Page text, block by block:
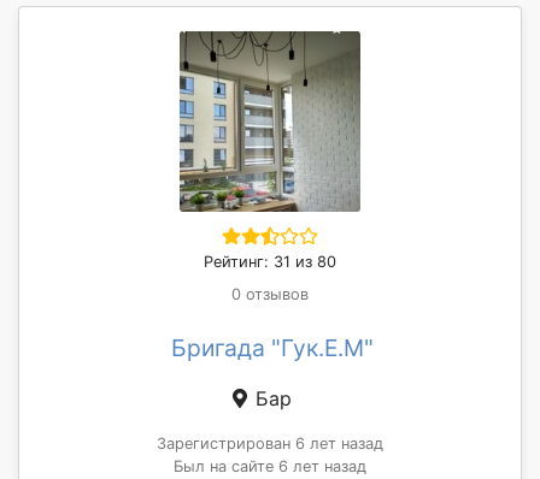
Рейтинг: 31 из 80
0 отзывов
Бригада "Гук.Е.М"
Бар
Зарегистрирован 6 лет назад
Был на сайте 6 лет назад